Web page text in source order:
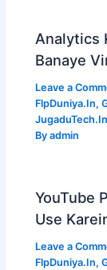
Analytics
Banaye
Leave a
FlpDuniya.In,
JugaduTech.In
Byadmin
YouTube
Use
Leave a
FlpDuniya.In,